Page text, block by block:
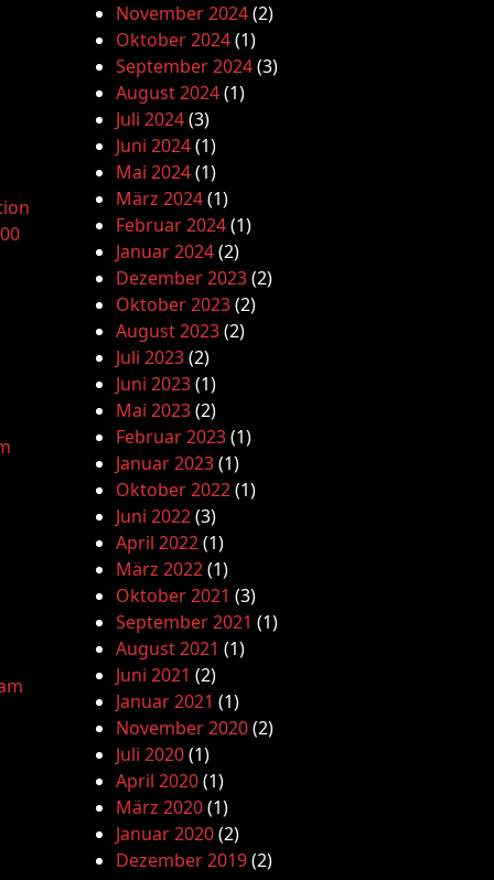
November 2024(2)
Oktober 2024(1)
September 2024(3)
August 2024(1)
Juli 2024(3)
Juni 2024(1)
Mai 2024(1)
März 2024(1)
Februar 2024(1)
Januar 2024(2)
Dezember 2023(2)
Oktober 2023(2)
August 2023(2)
Juli 2023(2)
Juni 2023(1)
Mai 2023(2)
Februar 2023(1)
Januar 2023(1)
Oktober 2022(1)
Juni 2022(3)
April 2022(1)
März 2022(1)
Oktober 2021 (3)
September 2021 (1)
August 2021 (1)
Juni 2021 (2)
Januar 2021 (1)
November 2020(2)
Juli 2020(1)
April 2020(1)
März 2020(1)
Januar 2020(2)
Dezember 2019(2)